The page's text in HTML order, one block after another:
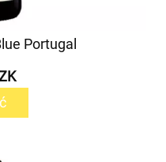
Portugal